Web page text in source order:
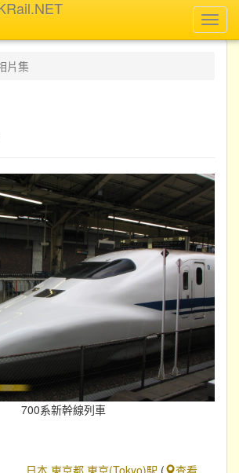
片集
700系新幹線列車
日本 東京都 東京(Tokyo)駅 (
查看